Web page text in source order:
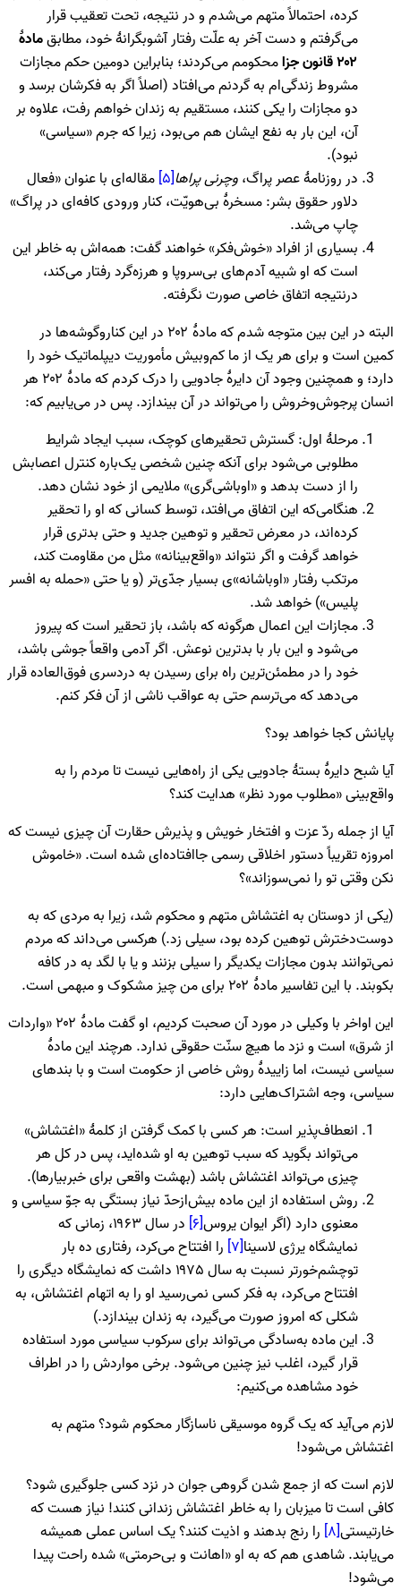
کرده، احتمالاً متهم می‌شدم و در نتیجه، تحت تعقیب قرار
می‌گرفتم و دست آخر به علّت رفتار آشوبگرانۀ خود، مطابقمادۀ
۲۰۲ قانون جزا
محکومم می‌کردند؛ بنابراین دومین حکم مجازات
مشروط زندگی‌ام به گردنم می‌افتاد (اصلاً اگر به فکرشان برسد و
دو مجازات را یکی ‌کنند، مستقیم به زندان خواهم رفت، علاوه بر
آن، این بار به نفع ایشان هم می‌بود، زیرا که جرم «سیاسی»
نبود).
در روزنامۀ عصر پراگ،وچرنی پراها[۵]
مقاله‌ای با عنوان «فعال
دلاور حقوق بشر: مسخرۀ بی‌هویّت، کنار ورودی کافه‌ای در پراگ»
چاپ می‌شد.
بسیاری از افراد «خوش‌فکر» خواهند گفت: همه‌اش به خاطر این
است که او شبیه آدم‌های بی‌سروپا و هرزه‌گرد رفتار می‌کند،
درنتیجه اتفاق خاصی صورت نگرفته.
البته در این ‌بین متوجه شدم که مادۀ ۲۰۲ در این کناروگوشه‌ها در
کمین است و برای هر یک از ما کم‌وبیش مأموریت دیپلماتیک خود را
دارد؛ و همچنین وجود آن دایرۀ جادویی را درک کردم که مادۀ ۲۰۲ هر
انسان پرجوش‌وخروش را می‌تواند در آن بیندازد. پس در می‌یابیم که:
مرحلۀ اول: گسترش تحقیرهای کوچک، سبب ایجاد شرایط
مطلوبی می‌شود برای آنکه چنین شخصی یک‌باره کنترل اعصابش
را از دست بدهد و «اوباشی‌گری» ملایمی از خود نشان دهد.
هنگامی‌که این اتفاق می‌افتد، توسط کسانی که او را تحقیر
کرده‌اند، در معرض تحقیر و توهین جدید و حتی بدتری قرار
خواهد گرفت و اگر نتواند «واقع‌بینانه» مثل من مقاومت کند،
مرتکب رفتار «اوباشانه»ی بسیار جدّی‌تر (و یا حتی «حمله به افسر
پلیس») خواهد شد.
مجازات این اعمال هرگونه که باشد، باز تحقیر است که پیروز
می‌شود و این بار با بدترین نوعش. اگر آدمی واقعاً جوشی باشد،
خود را در مطمئن‌ترین راه برای رسیدن به دردسری فوق‌العاده قرار
می‌دهد که می‌ترسم حتی به عواقب ناشی از آن فکر کنم.
پایانش کجا خواهد بود؟
آیا شبح دایرۀ بستۀ جادویی یکی از راه‌هایی نیست تا مردم را به
واقع‌بینی «مطلوب مورد نظر» هدایت کند؟
آیا از جمله ردّ عزت و افتخار خویش و پذیرش حقارت آن چیزی نیست که
امروزه تقریباً دستور اخلاقی رسمی جاافتاده‌ای شده است. «خاموش
نکن وقتی تو را نمی‌سوزاند»؟
(یکی از دوستان به اغتشاش متهم و محکوم شد، زیرا به مردی که به
دوست‌دخترش توهین کرده بود، سیلی زد.) هرکسی می‌داند که مردم
نمی‌توانند بدون مجازات یکدیگر را سیلی بزنند و یا با لگد به در کافه
بکوبند. با این تفاسیر مادۀ ۲۰۲ برای من چیز مشکوک و مبهمی است.
این اواخر با وکیلی در مورد آن صحبت کردیم، او گفت مادۀ ۲۰۲ «واردات
از شرق» است و نزد ما هیچ سنّت حقوقی ندارد. هرچند این مادۀ
سیاسی نیست، اما زاییدۀ روش خاصی از حکومت است و با بند‌های
سیاسی، وجه اشتراک‌هایی دارد:
انعطاف‌پذیر است: هر کسی با کمک گرفتن از کلمۀ «اغتشاش»
می‌تواند بگوید که سبب توهین به او شده‌اید، پس در کل هر
چیزی می‌تواند اغتشاش باشد (بهشت واقعی برای خبربیارها).
روش استفاده از این ماده بیش‌ازحدّ نیاز بستگی به جوّ سیاسی و
معنوی دارد (اگر ایوان یروس[۶]
در سال ۱۹۶۳، زمانی که
نمایشگاه یرژی لاسینا[۷]
را افتتاح می‌کرد، رفتاری ده بار
توچشم‌خورتر نسبت به سال ۱۹۷۵ داشت که نمایشگاه دیگری را
افتتاح می‌کرد، به فکر کسی نمی‌رسید او را به اتهام اغتشاش، به
شکلی که امروز صورت می‌گیرد، به زندان بیندازد.)
این ماده به‌سادگی می‌تواند برای سرکوب سیاسی مورد استفاده
قرار گیرد، اغلب نیز چنین می‌شود. برخی مواردش را در اطراف
خود مشاهده می‌کنیم:
لازم می‌آید که یک گروه موسیقی ناسازگار محکوم شود؟ متهم به
اغتشاش می‌شود!
لازم است که از جمع شدن گروهی جوان در نزد کسی جلوگیری شود؟
کافی است تا میزبان را به خاطر اغتشاش زندانی کنند! نیاز هست که
خارتیستی[۸]
را رنج بدهند و اذیت کنند؟ یک اساس عملی همیشه
می‌یابند. شاهدی هم که به او «اهانت و بی‌حرمتی» شده راحت پیدا
می‌شود!